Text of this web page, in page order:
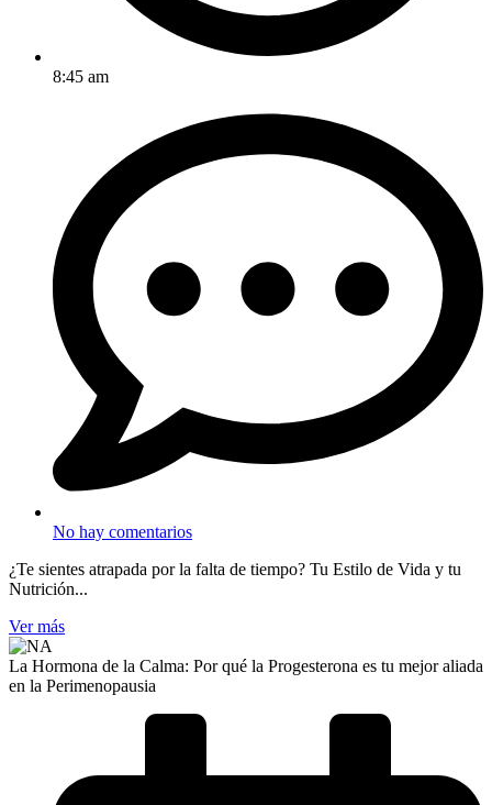
8:45 am
No hay comentarios
¿Te sientes atrapada por la falta de tiempo? Tu Estilo de Vida y tu
Nutrición...
Ver más
La Hormona de la Calma: Por qué la Progesterona es tu mejor aliada
en la Perimenopausia